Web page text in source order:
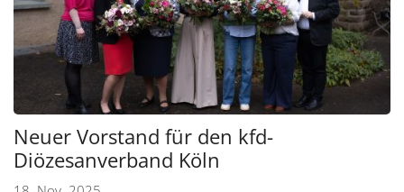
Neuer Vorstand für den kfd-
Diözesanverband Köln